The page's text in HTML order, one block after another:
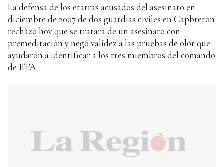
La defensa de los etarras acusados del asesinato en
diciembre de 2007 de dos guardias civiles en Capbreton
rechazó hoy que se tratara de un asesinato con
premeditación y negó validez a las pruebas de olor que
ayudaron a identificar a los tres miembros del comando
de ETA.